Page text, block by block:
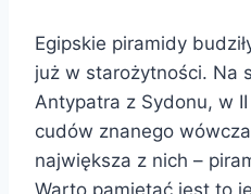
Egipskie piramidy
już w starożytności. Na
Antypatra z Sydonu, w
cudów znanego
największa z nich –
Warto pamiętać jest to